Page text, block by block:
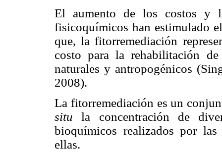
El aumento de los costos y
fisicoquímicos han estimulado
que, la fitorremediación
costo para la rehabilitación de
naturales y antropogénicos
2008).
La fitorremediación es un
situ la concentración de
bioquímicos realizados por
ellas.